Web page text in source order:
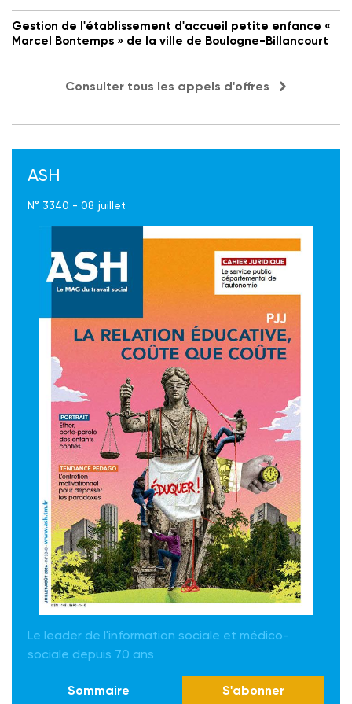
Gestion de l'établissement d'accueil petite enfance «
Marcel Bontemps » de la ville de Boulogne-Billancourt
Consulter tous les appels d'offres
ASH
N° 3340 - 08 juillet
Le leader de l'information sociale et médico-
sociale depuis 70 ans
Sommaire S'abonner